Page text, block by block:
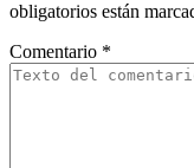
obligatorios están
Comentario *